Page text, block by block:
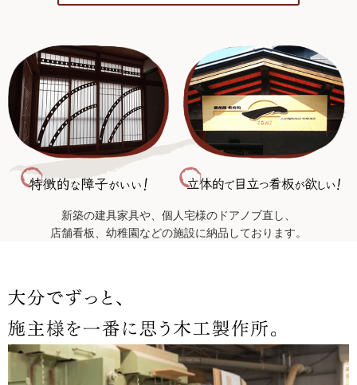
新築の建具家具や、個人宅様のドアノブ直し、
店舗看板、幼稚園などの施設に納品しております。